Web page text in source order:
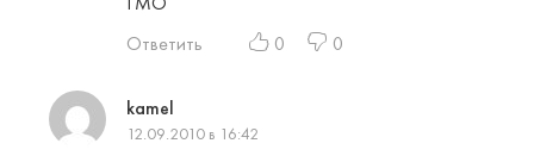
Ответить
0 0
kamel
12.09.2010 в 16:42